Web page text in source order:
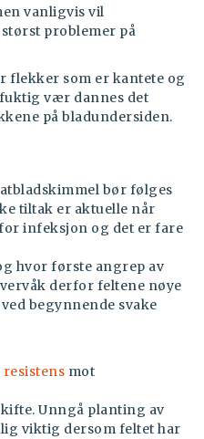
vanligvis vil
problemer på
flekker som er kantete og
vær dannes det
på bladundersiden.
bør følges
tiltak er aktuelle når
infeksjon og det er fare
hvor første angrep av
derfor feltene nøye
begynnende svake
resistens mot
Unngå planting av
viktig dersom feltet har